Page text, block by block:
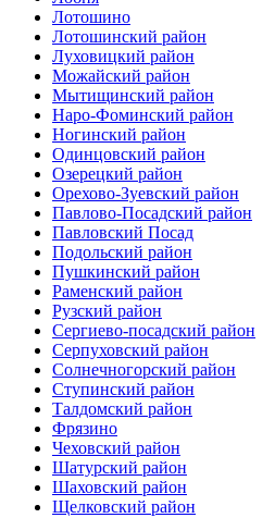
Лотошино
Лотошинский район
Луховицкий район
Можайский район
Мытищинский район
Наро-Фоминский район
Ногинский район
Одинцовский район
Озерецкий район
Орехово-Зуевский район
Павлово-Посадский район
Павловский Посад
Подольский район
Пушкинский район
Раменский район
Рузский район
Сергиево-посадский район
Серпуховский район
Солнечногорский район
Ступинский район
Талдомский район
Фрязино
Чеховский район
Шатурский район
Шаховский район
Щелковский район